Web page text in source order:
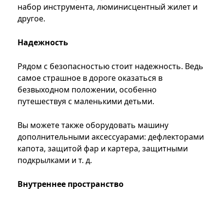
набор инструмента, люминисцентный жилет и
другое.
Надежность
Рядом с безопасностью стоит надежность. Ведь
самое страшное в дороге оказаться в
безвыходном положении, особенно
путешествуя с маленькими детьми.
Вы можете также оборудовать машину
дополнительными аксессуарами: дефлекторами
капота, защитой фар и картера, защитными
подкрылками и т. д.
Внутреннее пространство